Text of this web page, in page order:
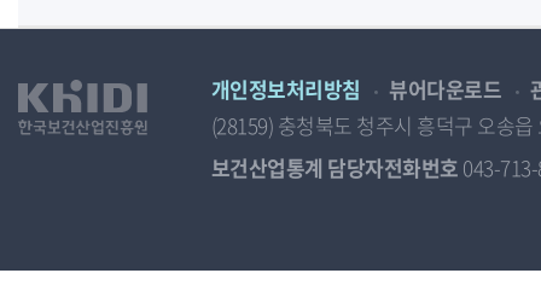
개인정보처리방침 뷰어다운로드
(28159) 충청북도 청주시 흥덕구 오송
보건산업통계 담당자전화번호 043-